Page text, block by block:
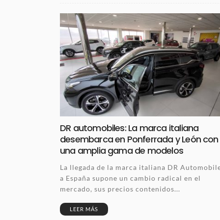
DR automobiles: La marca italiana
desembarca en Ponferrada y León con
una amplia gama de modelos
La llegada de la marca italiana DR
a España supone un cambio radical en el
mercado, sus precios contenidos...
LEER MÁS